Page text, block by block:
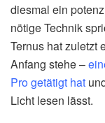
diesmal ein
nötige Technik
Ternus hat zuletzt
Anfang stehe –
Pro getätigt hat
Licht lesen lässt.